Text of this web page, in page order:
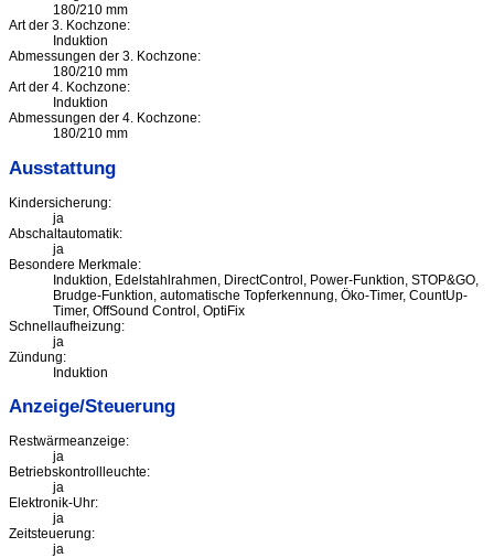
180/210 mm
Art der 3. Kochzone:
Induktion
Abmessungen der 3. Kochzone:
180/210 mm
Art der 4. Kochzone:
Induktion
Abmessungen der 4. Kochzone:
180/210 mm
Ausstattung
Kindersicherung:
ja
Abschaltautomatik:
ja
Besondere Merkmale:
Induktion, Edelstahlrahmen, DirectControl, Power-Funktion, STOP&GO,
Brudge-Funktion, automatische Topferkennung, Öko-Timer, CountUp-
Timer, OffSound Control, OptiFix
Schnellaufheizung:
ja
Zündung:
Induktion
Anzeige/Steuerung
Restwärmeanzeige:
ja
Betriebskontrollleuchte:
ja
Elektronik-Uhr:
ja
Zeitsteuerung:
ja